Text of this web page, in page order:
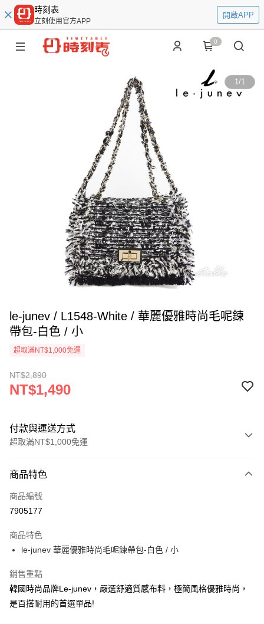
時刻表
立刻使用官方APP
開啟APP
0
1/1
le-junev / L1548-White / 華麗優雅時尚毛呢鍊
帶包-白色 / 小
超取滿NT$1,000免運
NT$2,890
NT$1,490
付款與運送方式
超取滿NT$1,000免運
信用卡一次付款
超商取貨付款
Apple Pay
街口支付
悠遊付
商品特色
商品編號
7905177
商品特色
le-junev 華麗優雅時尚毛呢鍊帶包-白色 / 小
銷售重點
韓國時尚品牌Le-junev，嚴選舒適質感布料，極簡風格優雅時尚，
是百搭耐用的首選單品!